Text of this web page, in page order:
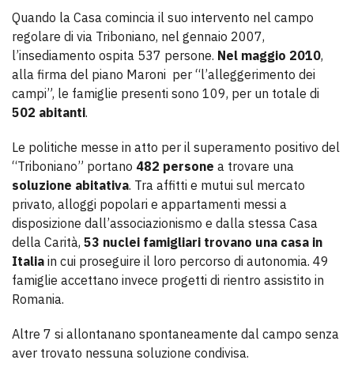
Quando la Casa comincia il suo intervento nel campo
regolare di via Triboniano, nel gennaio 2007,
l’insediamento ospita 537 persone. Nel maggio 2010,
alla firma del piano Maroni per “l’alleggerimento dei
campi”, le famiglie presenti sono 109, per un totale di
502 abitanti.
Le politiche messe in atto per il superamento positivo del
“Triboniano” portano 482 persone a trovare una
soluzione abitativa. Tra affitti e mutui sul mercato
privato, alloggi popolari e appartamenti messi a
disposizione dall’associazionismo e dalla stessa Casa
della Carità, 53 nuclei famigliari trovano una casa in
Italia in cui proseguire il loro percorso di autonomia. 49
famiglie accettano invece progetti di rientro assistito in
Romania.
Altre 7 si allontanano spontaneamente dal campo senza
aver trovato nessuna soluzione condivisa.